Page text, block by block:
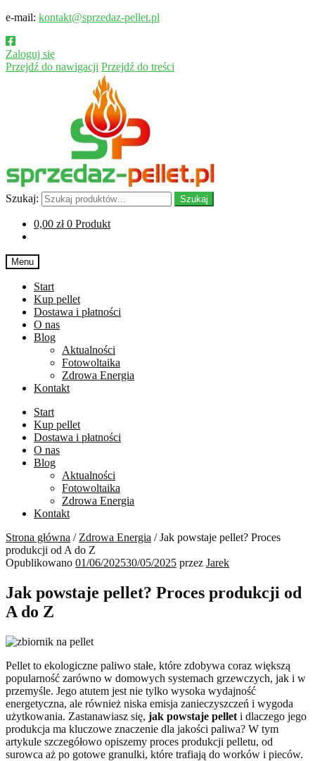
e-mail: kontakt@sprzedaz-pellet.pl
Zaloguj się
Przejdź do nawigacji Przejdź do treści
Szukaj: Szukaj
0,00 zł 0 Produkt
Menu
Start
Kup pellet
Dostawa i płatności
O nas
Blog
Aktualności
Fotowoltaika
Zdrowa Energia
Kontakt
Start
Kup pellet
Dostawa i płatności
O nas
Blog
Aktualności
Fotowoltaika
Zdrowa Energia
Kontakt
Strona główna / Zdrowa Energia /Jak powstaje pellet? Proces
produkcji od A do Z
Opublikowano 01/06/202530/05/2025 przez Jarek
Jak powstaje pellet? Proces produkcji od
A do Z
Pellet to ekologiczne paliwo stałe, które zdobywa coraz większą
popularność zarówno w domowych systemach grzewczych, jak i w
przemyśle. Jego atutem jest nie tylko wysoka wydajność
energetyczna, ale również niska emisja zanieczyszczeń i wygoda
użytkowania. Zastanawiasz się, jak powstaje pellet i dlaczego jego
produkcja ma kluczowe znaczenie dla jakości paliwa? W tym
artykule szczegółowo opiszemy proces produkcji pelletu, od
surowca aż po gotowe granulki, które trafiają do worków i pieców.